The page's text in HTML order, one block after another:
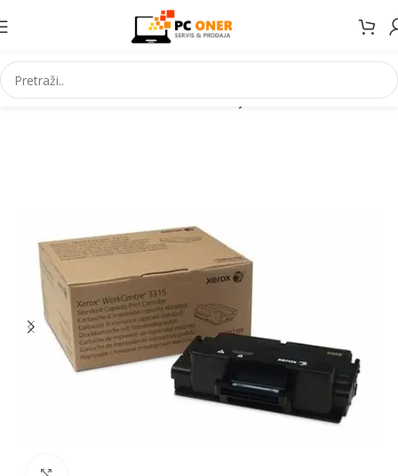
Početna Informatika Potrošni materijal Toneri